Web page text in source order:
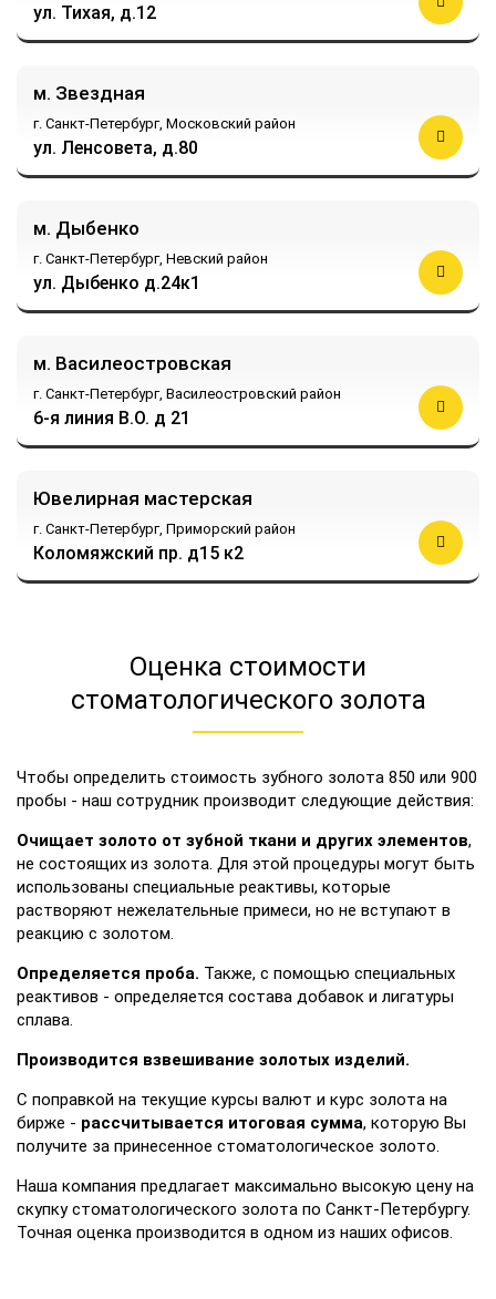
ул. Тихая, д.12
м. Звездная
г. Санкт-Петербург, Московский район
ул. Ленсовета, д.80
м. Дыбенко
г. Санкт-Петербург, Невский район
ул. Дыбенко д.24к1
м. Василеостровская
г. Санкт-Петербург, Василеостровский район
6-я линия В.О. д 21
Ювелирная мастерская
г. Санкт-Петербург, Приморский район
Коломяжский пр. д15 к2
Оценка стоимости
стоматологического золота
Чтобы определить стоимость зубного золота 850 или 900
пробы - наш сотрудник производит следующие действия:
Очищает золото от зубной ткани и других элементов,
не состоящих из золота. Для этой процедуры могут быть
использованы специальные реактивы, которые
растворяют нежелательные примеси, но не вступают в
реакцию с золотом.
Определяется проба. Также, с помощью специальных
реактивов - определяется состава добавок и лигатуры
сплава.
Производится взвешивание золотых изделий.
С поправкой на текущие курсы валют и курс золота на
бирже - рассчитывается итоговая сумма, которую Вы
получите за принесенное стоматологическое золото.
Наша компания предлагает максимально высокую цену на
скупку стоматологического золота по Санкт-Петербургу.
Точная оценка производится в одном из наших офисов.